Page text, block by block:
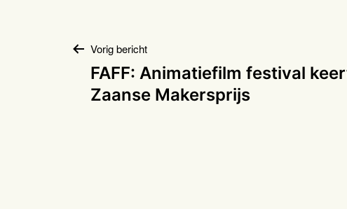
Bericht
navigatie
Vorig bericht
FAFF: Animatiefilm festival
Zaanse Makersprijs